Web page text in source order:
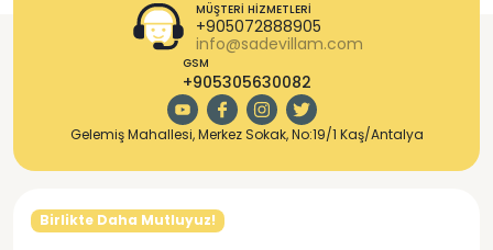
MÜŞTERI HIZMETLERI
+905072888905
info@sadevillam.com
GSM
+905305630082
Gelemiş Mahallesi, Merkez Sokak, No:19/1 Kaş/Antalya
Birlikte Daha Mutluyuz!